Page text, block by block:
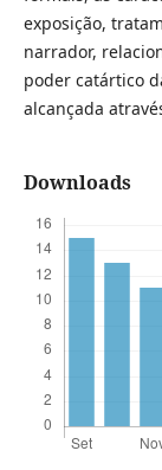
exposição,
narrador,
poder catártico
alcançada
Downloads